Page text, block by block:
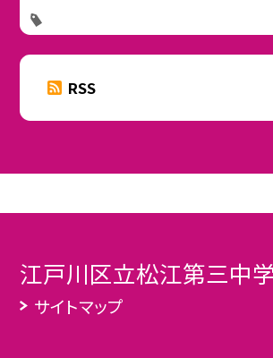
RSS
江戸川区立松江第三中
サイトマップ